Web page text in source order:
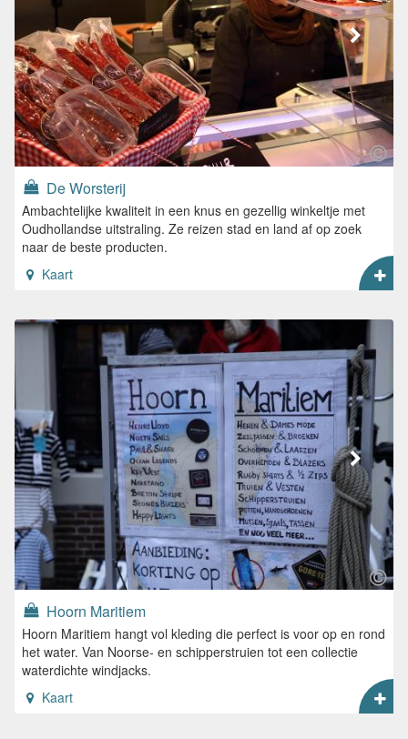
De Worsterij
Ambachtelijke kwaliteit in een knus en gezellig winkeltje met
Oudhollandse uitstraling. Ze reizen stad en land af op zoek
naar de beste producten.
Kaart
Hoorn Maritiem
Hoorn Maritiem hangt vol kleding die perfect is voor op en rond
het water. Van Noorse- en schipperstruien tot een collectie
waterdichte windjacks.
Kaart